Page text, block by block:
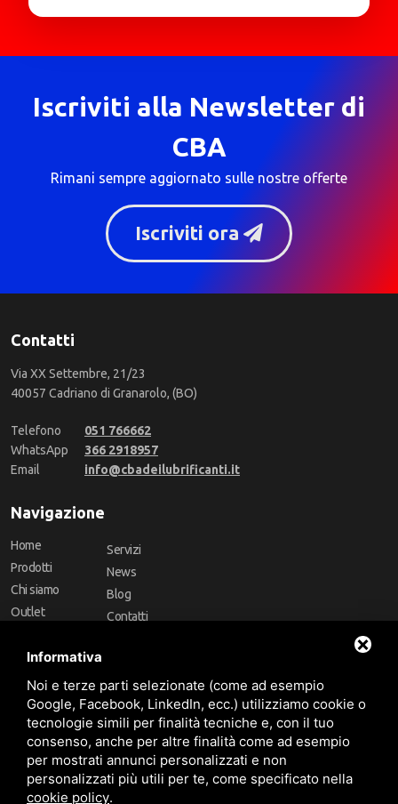
Iscriviti alla Newsletter di
CBA
Rimani sempre aggiornato sulle nostre offerte
Iscriviti ora
Contatti
Via XX Settembre, 21/23
40057 Cadriano di Granarolo, (BO)
Telefono
051 766662
WhatsApp
366 2918957
Email
info@cbadeilubrificanti.it
Navigazione
Home
Prodotti
Chi siamo
Outlet
Marchi
Servizi
News
Blog
Contatti
Follow Us
Informativa
Noi e terze parti selezionate (come ad esempio
Google, Facebook, LinkedIn, ecc.) utilizziamo cookie o
tecnologie simili per finalità tecniche e, con il tuo
consenso, anche per altre finalità come ad esempio
per mostrati annunci personalizzati e non
personalizzati più utili per te, come specificato nella
cookie policy.